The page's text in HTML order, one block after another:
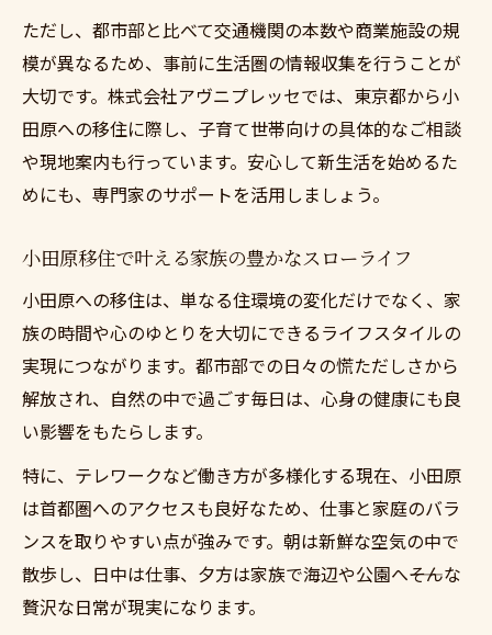
ただし、都市部と比べて交通機関の本数や商業施設の規
模が異なるため、事前に生活圏の情報収集を行うことが
大切です。株式会社アヴニプレッセでは、東京都から小
田原への移住に際し、子育て世帯向けの具体的なご相談
や現地案内も行っています。安心して新生活を始めるた
めにも、専門家のサポートを活用しましょう。
小田原移住で叶える家族の豊かなスローライフ
小田原への移住は、単なる住環境の変化だけでなく、家
族の時間や心のゆとりを大切にできるライフスタイルの
実現につながります。都市部での日々の慌ただしさから
解放され、自然の中で過ごす毎日は、心身の健康にも良
い影響をもたらします。
特に、テレワークなど働き方が多様化する現在、小田原
は首都圏へのアクセスも良好なため、仕事と家庭のバラ
ンスを取りやすい点が強みです。朝は新鮮な空気の中で
散歩し、日中は仕事、夕方は家族で海辺や公園へ――そんな
贅沢な日常が現実になります。